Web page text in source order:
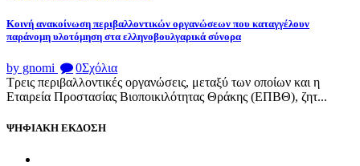
Κοινή ανακοίνωση περιβαλλοντικών οργανώσεων που καταγγέλουν
παράνομη υλοτόμηση στα ελληνοβουλγαρικά σύνορα
by gnomi 0Σχόλια
Τρεις περιβαλλοντικές οργανώσεις, μεταξύ των οποίων και η
Εταιρεία Προστασίας Βιοποικιλότητας Θράκης (ΕΠΒΘ), ζητ...
ΨΗΦΙΑΚΗ ΕΚΔΟΣΗ